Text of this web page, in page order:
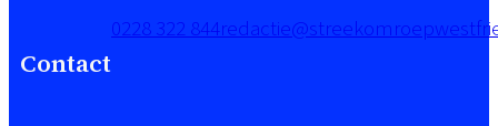
Contact
0228 322 844